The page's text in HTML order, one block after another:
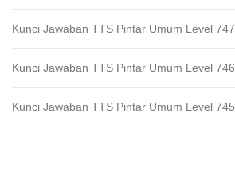
Kunci Jawaban TTS Pintar Umum Level 747
Kunci Jawaban TTS Pintar Umum Level 746
Kunci Jawaban TTS Pintar Umum Level 745